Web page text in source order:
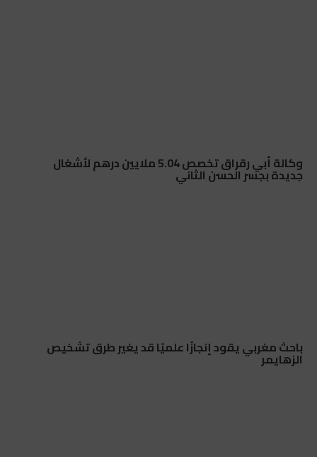
وكالة أبي رقراق تخصص 5.04 ملايين درهم لأشغال
جديدة بجسر الحسن الثاني
باحث مغربي يقود إنجازًا علميًا قد يغير طرق تشخيص
الزهايمر